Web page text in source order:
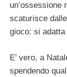
un’ossessione
scaturisce dalle
gioco: si
E’ vero, a
spendendo